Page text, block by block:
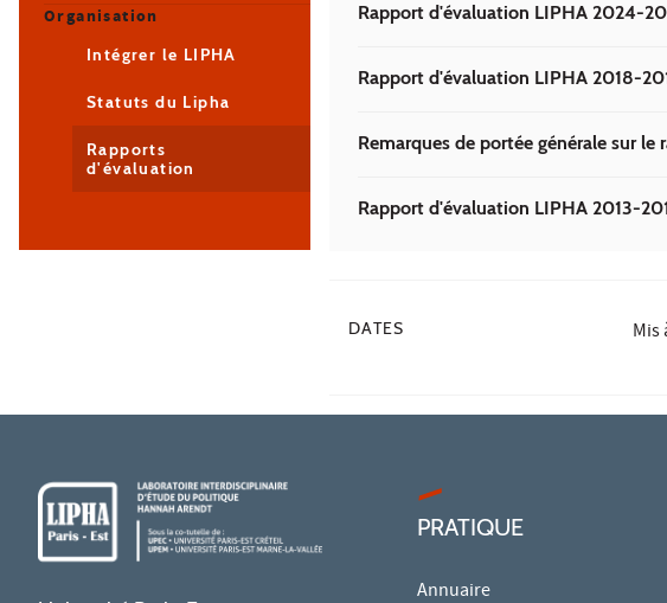
Rapport d'évaluation LIPHA 2024-
Rapport d'évaluation LIPHA 2018-
Remarques de portée générale sur
Rapport d'évaluation LIPHA 2013-
DATES
Organisation
Intégrer le LIPHA
Statuts du Lipha
Rapports
d'évaluation
PRATIQUE
Annuaire